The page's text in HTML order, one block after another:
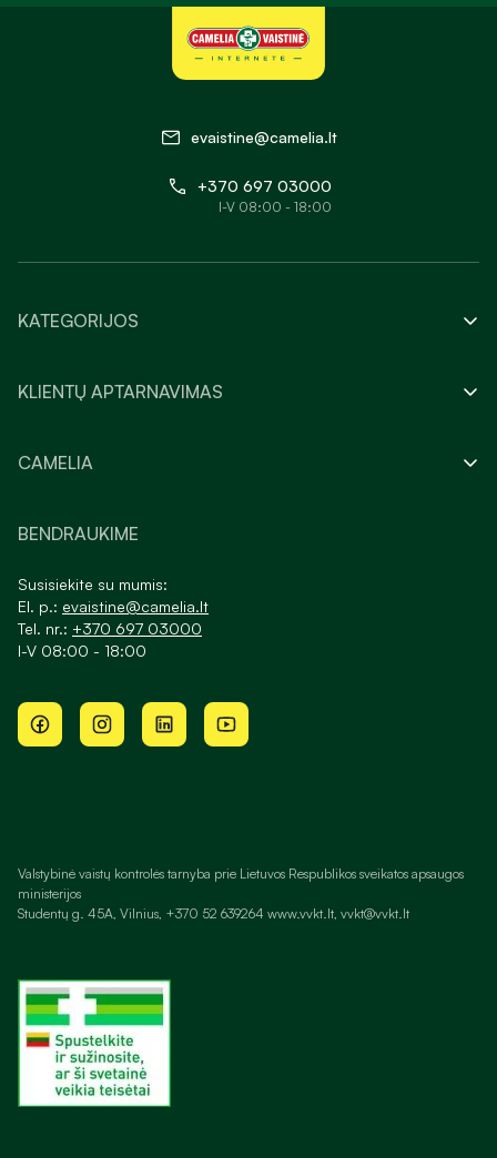
evaistine@camelia.lt
+370 697 03000
I-V 08:00 - 18:00
KATEGORIJOS
KLIENTŲ APTARNAVIMAS
CAMELIA
BENDRAUKIME
Susisiekite su mumis:
El. p.: evaistine@camelia.lt
Tel. nr.: +370 697 03000
I-V 08:00 - 18:00
Valstybinė vaistų kontrolės tarnyba prie Lietuvos Respublikos sveikatos apsaugos
ministerijos
Studentų g. 45A, Vilnius, +370 52 639264 www.vvkt.lt, vvkt@vvkt.lt